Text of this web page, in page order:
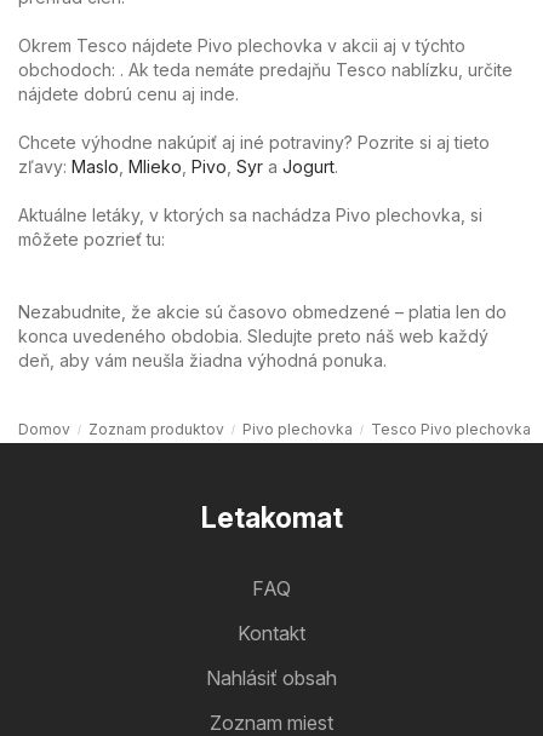
Okrem Tesco nájdete Pivo plechovka v akcii aj v týchto
obchodoch: . Ak teda nemáte predajňu Tesco nablízku, určite
nájdete dobrú cenu aj inde.
Chcete výhodne nakúpiť aj iné potraviny? Pozrite si aj tieto
zľavy: Maslo Mlieko Pivo Syr a Jogurt.
Aktuálne letáky, v ktorých sa nachádza Pivo plechovka, si
môžete pozrieť tu:
Nezabudnite, že akcie sú časovo obmedzené – platia len do
konca uvedeného obdobia. Sledujte preto náš web každý
deň, aby vám neušla žiadna výhodná ponuka.
Domov Zoznam produktov Pivo plechovka Tesco Pivo plechovka
Letakomat
FAQ
Kontakt
Nahlásiť obsah
Zoznam miest